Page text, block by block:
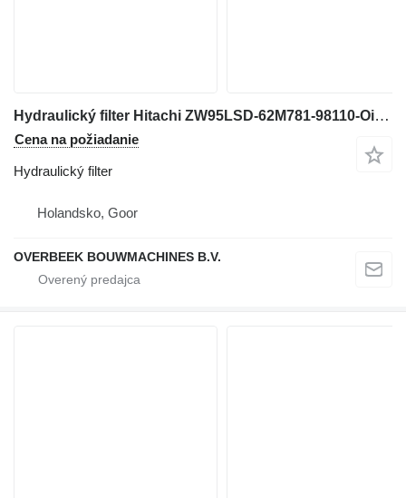
Hydraulický filter Hitachi ZW95LSD-62M781-98110-Oil filter na kolesového nakladača
Cena na požiadanie
Hydraulický filter
Holandsko, Goor
OVERBEEK BOUWMACHINES B.V.